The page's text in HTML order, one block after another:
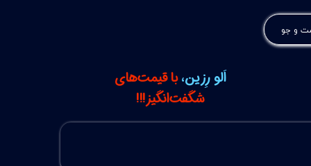
و جو
اَلو رِزین،با قیمت‌های
شگفت‌انگیز!!!